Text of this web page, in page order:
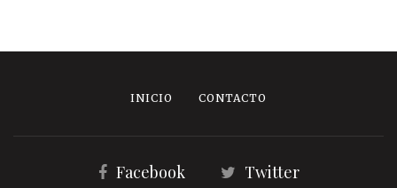
INICIO CONTACTO
Facebook Twitter